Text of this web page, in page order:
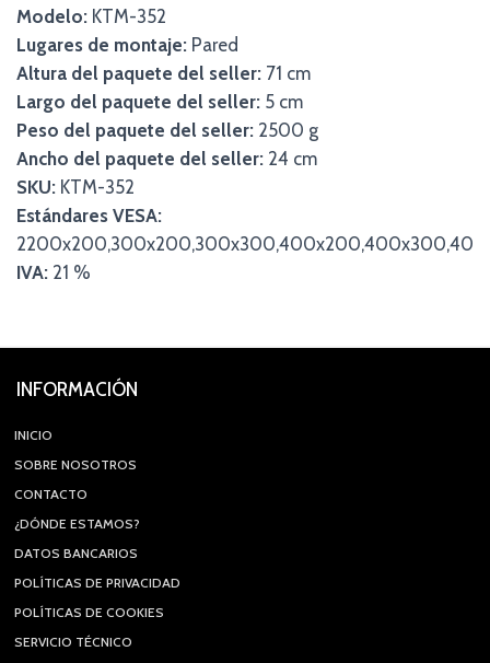
Modelo: KTM-352
Lugares de montaje: Pared
Altura del paquete del seller: 71 cm
Largo del paquete del seller: 5 cm
Peso del paquete del seller: 2500 g
Ancho del paquete del seller: 24 cm
SKU: KTM-352
Estándares VESA:
IVA: 21 %
INFORMACIÓN
INICIO
SOBRE NOSOTROS
CONTACTO
¿DÓNDE ESTAMOS?
DATOS BANCARIOS
POLÍTICAS DE PRIVACIDAD
POLÍTICAS DE COOKIES
SERVICIO TÉCNICO